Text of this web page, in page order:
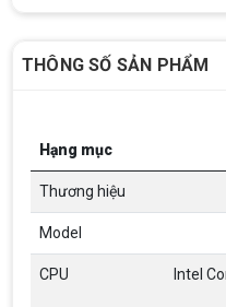
THÔNG SỐ SẢN PHẨM
Hạng mục
Thương hiệu
Model
CPU
Intel